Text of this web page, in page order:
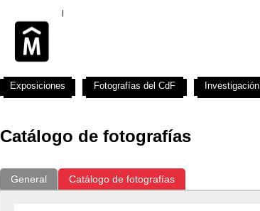
Catálogo de fotografías
General Catálogo de fotografías
Exposiciones Fotografías del CdF Investigación